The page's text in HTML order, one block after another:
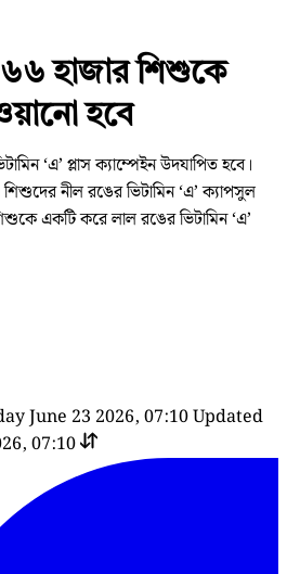
হাজার শিশুকে
হবে
‘এ’ প্লাস ক্যাম্পেইন উদযাপিত হবে।
নীল রঙের ভিটামিন ‘এ’ ক্যাপসুল
একটি করে লাল রঙের ভিটামিন ‘এ’
June 23 2026, 07:10Updated
07:10